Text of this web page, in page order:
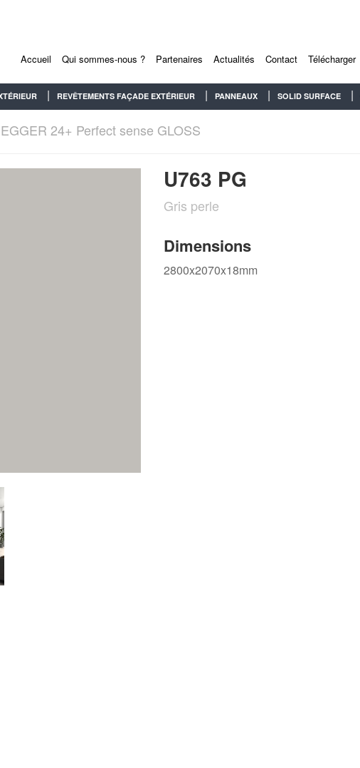
Accueil Qui sommes-nous ? Partenaires Actualités Contact Télécharger
REVÊTEMENTS FAÇADE EXTÉRIEUR PANNEAUX SOLID SURFACE
EGGER 24+ Perfect sense GLOSS
U763 PG
Gris perle
Dimensions
2800x2070x18mm